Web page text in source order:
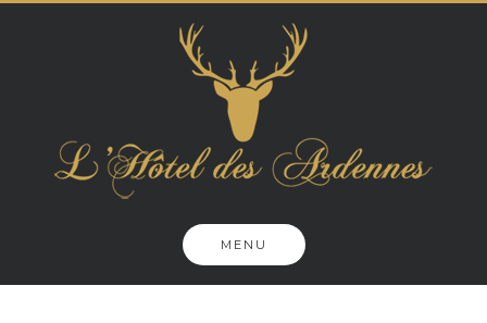
MENU